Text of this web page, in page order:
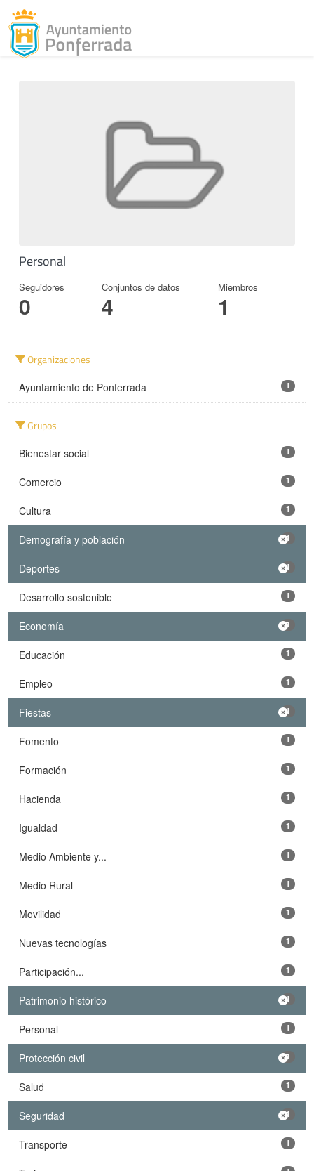
Personal
Seguidores
0
Conjuntos de datos
4
Miembros
1
Organizaciones
Ayuntamiento de Ponferrada 1
Grupos
Bienestar social 1
Comercio 1
Cultura 1
Demografía y población 1
Deportes 1
Desarrollo sostenible 1
Economía 1
Educación 1
Empleo 1
Fiestas 1
Fomento 1
Formación 1
Hacienda 1
Igualdad 1
Medio Ambiente y... 1
Medio Rural 1
Movilidad 1
Nuevas tecnologías 1
Participación... 1
Patrimonio histórico 1
Personal 1
Protección civil 1
Salud 1
Seguridad 1
Transporte 1